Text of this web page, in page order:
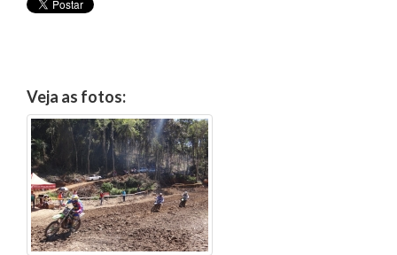
Veja as fotos: